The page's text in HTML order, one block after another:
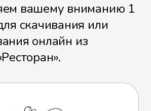
вашему вниманию 1
скачивания или
онлайн из